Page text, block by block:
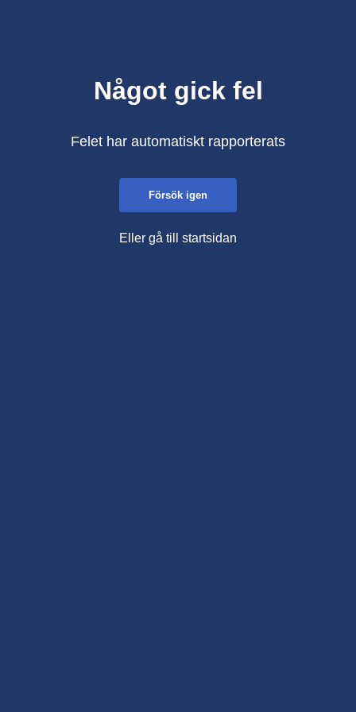
Något gick fel
Felet har automatiskt rapporterats
Försök igen
Eller gå till startsidan